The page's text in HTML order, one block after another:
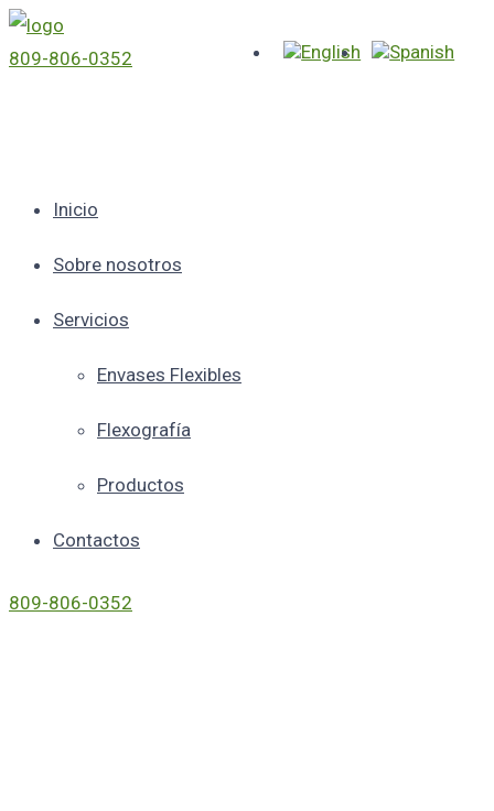
809-806-0352
Inicio
Sobre nosotros
Servicios
Envases Flexibles
Flexografía
Productos
Contactos
809-806-0352